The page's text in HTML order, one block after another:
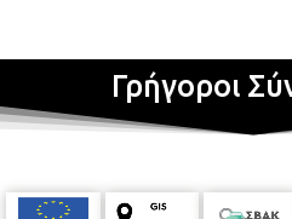
Γρήγοροι